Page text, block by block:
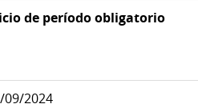
de período obligatorio
09/2024